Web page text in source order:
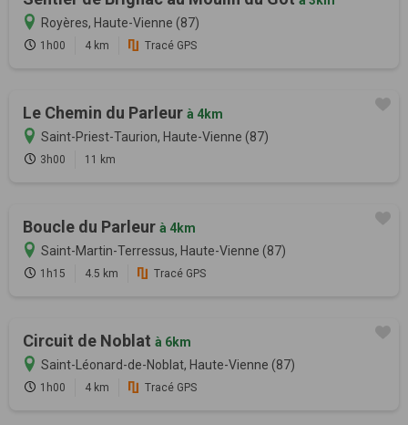
Royères, Haute-Vienne (87)
1h00 4 km Tracé GPS
Le Chemin du Parleur à 4km
Saint-Priest-Taurion, Haute-Vienne (87)
3h00 11 km
Boucle du Parleur à 4km
Saint-Martin-Terressus, Haute-Vienne (87)
1h15 4.5 km Tracé GPS
Circuit de Noblat à 6km
Saint-Léonard-de-Noblat, Haute-Vienne (87)
1h00 4 km Tracé GPS